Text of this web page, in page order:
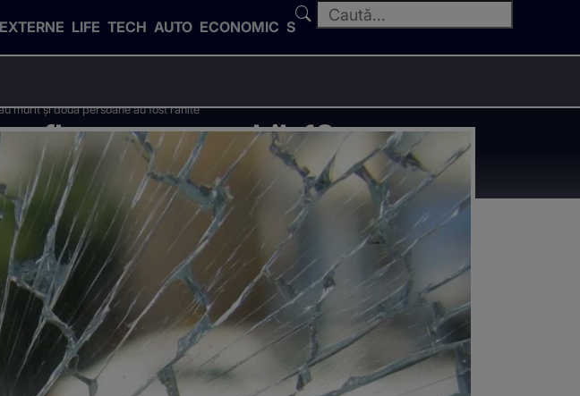
EXTERNE LIFE TECH AUTO ECONOMIC SPORT
murit și două persoane au fost rănite
aflau pe carosabil. 13
fost rănite